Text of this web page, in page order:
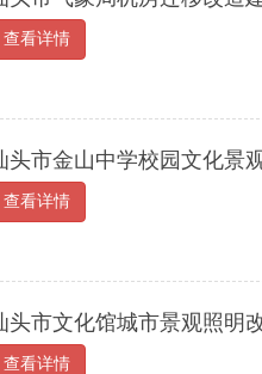
查看详情
头市金山中学校园文化景
查看详情
头市文化馆城市景观照明
查看详情